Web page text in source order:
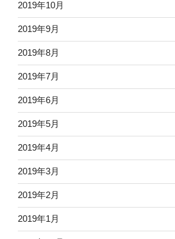
2019年10月
2019年9月
2019年8月
2019年7月
2019年6月
2019年5月
2019年4月
2019年3月
2019年2月
2019年1月